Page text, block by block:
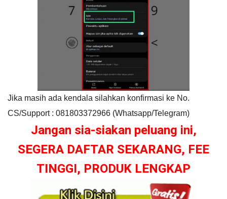
Jika masih ada kendala silahkan konfirmasi ke No.
CS/Support : 081803372966 (Whatsapp/Telegram)
Jangan sia-siakan peluang ini,
SEGERA DAFTAR SEKARANG, FEE
TINGGI, PRODUK LENGKAP